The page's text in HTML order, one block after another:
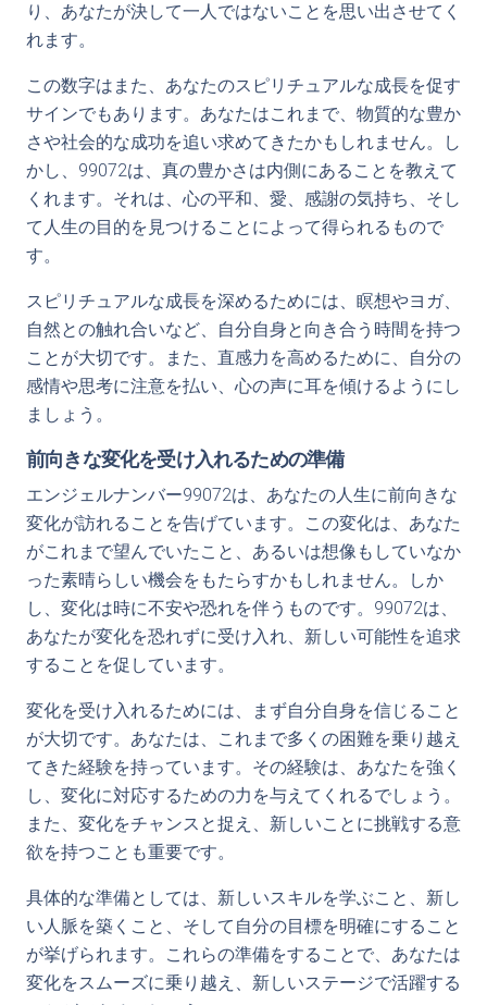
り、あなたが決して一人ではないことを思い出させてく
れます。
この数字はまた、あなたのスピリチュアルな成長を促す
サインでもあります。あなたはこれまで、物質的な豊か
さや社会的な成功を追い求めてきたかもしれません。し
かし、99072は、真の豊かさは内側にあることを教えて
くれます。それは、心の平和、愛、感謝の気持ち、そし
て人生の目的を見つけることによって得られるもので
す。
スピリチュアルな成長を深めるためには、瞑想やヨガ、
自然との触れ合いなど、自分自身と向き合う時間を持つ
ことが大切です。また、直感力を高めるために、自分の
感情や思考に注意を払い、心の声に耳を傾けるようにし
ましょう。
前向きな変化を受け入れるための準備
エンジェルナンバー99072は、あなたの人生に前向きな
変化が訪れることを告げています。この変化は、あなた
がこれまで望んでいたこと、あるいは想像もしていなか
った素晴らしい機会をもたらすかもしれません。しか
し、変化は時に不安や恐れを伴うものです。99072は、
あなたが変化を恐れずに受け入れ、新しい可能性を追求
することを促しています。
変化を受け入れるためには、まず自分自身を信じること
が大切です。あなたは、これまで多くの困難を乗り越え
てきた経験を持っています。その経験は、あなたを強く
し、変化に対応するための力を与えてくれるでしょう。
また、変化をチャンスと捉え、新しいことに挑戦する意
欲を持つことも重要です。
具体的な準備としては、新しいスキルを学ぶこと、新し
い人脈を築くこと、そして自分の目標を明確にすること
が挙げられます。これらの準備をすることで、あなたは
変化をスムーズに乗り越え、新しいステージで活躍する